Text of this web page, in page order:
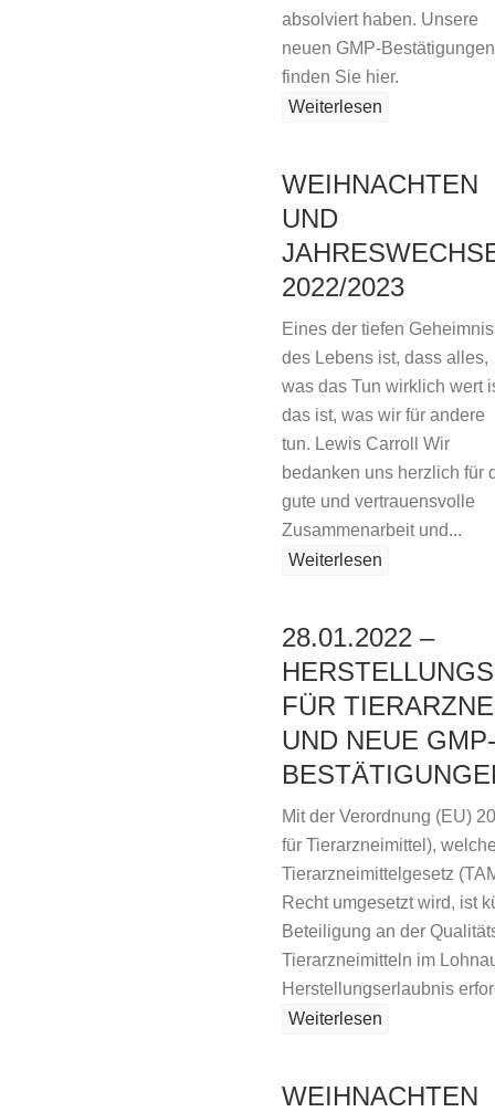
absolviert haben. Unsere
neuen GMP-Bestätigungen
finden Sie hier.
Weiterlesen
WEIHNACHTEN
UND
2022/2023
Eines der tiefen
des Lebens ist, dass alles,
was das Tun wirklich wert
das ist, was wir für andere
tun. Lewis Carroll Wir
bedanken uns herzlich für
gute und vertrauensvolle
Zusammenarbeit und...
Weiterlesen
28.01.2022 –
FÜR
UND NEUE GMP-
Mit der Verordnung (EU)
für Tierarzneimittel),
Tierarzneimittelgesetz
Recht umgesetzt wird, ist
Beteiligung an der
Tierarzneimitteln im
Herstellungserlaubnis
Weiterlesen
WEIHNACHTEN